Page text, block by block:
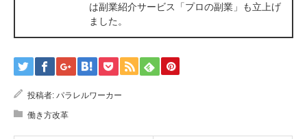
は副業紹介サービス「プロの副業」も立上げ
ました。
投稿者: パラレルワーカー
働き方改革